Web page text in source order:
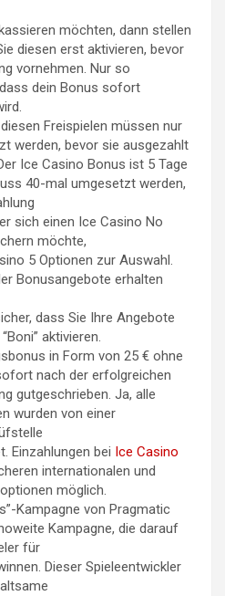
möchten, dann stellen
diesen erst aktivieren, bevor
vornehmen. Nur so
dein Bonus sofort
Freispielen müssen nur
werden, bevor sie ausgezahlt
Ice Casino Bonus ist 5 Tage
40-mal umgesetzt werden,
sich einen Ice Casino No
möchte,
5 Optionen zur Auswahl.
Bonusangebote erhalten
dass Sie Ihre Angebote
aktivieren.
in Form von 25 € ohne
nach der erfolgreichen
gutgeschrieben. Ja, alle
wurden von einer
Einzahlungen bei Ice Casino
internationalen und
möglich.
Kampagne von Pragmatic
Kampagne, die darauf
für
Dieser Spieleentwickler